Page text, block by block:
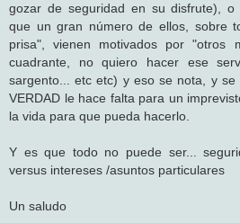
gozar de seguridad en su disfrute), o
que un gran número de ellos, sobre
prisa", vienen motivados por "otros
cuadrante, no quiero hacer ese
sargento... etc etc) y eso se nota, y
VERDAD le hace falta para un
la vida para que pueda hacerlo.
Y es que todo no puede ser...
versus intereses /asuntos particulares
Un saludo